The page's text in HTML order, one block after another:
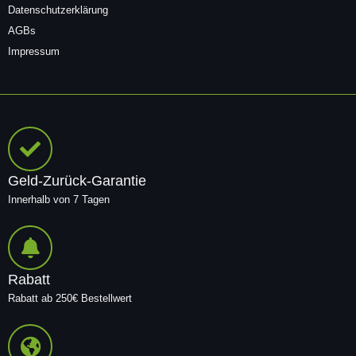
Datenschutzerklärung
AGBs
Impressum
Geld-Zurück-Garantie
Innerhalb von 7 Tagen
Rabatt
Rabatt ab 250€ Bestellwert